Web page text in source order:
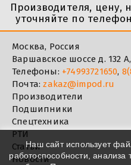
Производителя,
уточняйте по
Москва, Россия
Варшавское шоссе д. 132 А,
Телефоны: +74993721650,
Почта:zakaz@impod.ru
Производители
Подшипники
Спецтехника
РТИ
Статьи
Новости
Наш сайт использует
работоспособности,